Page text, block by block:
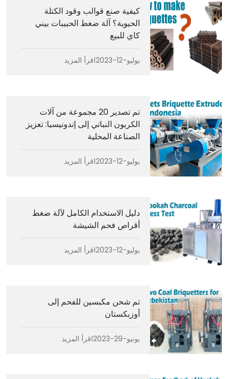
كيفية صنع قوالب وقود الكتلة
الحيوية؟ آلة ضغط الحبيبات بيني
كاي للبيع
يوليو-12-2023 اقرأ المزيد
تم تصدير 20 مجموعة من آلات
الكربون النباتي إلى إندونيسيا: تعزيز
الصناعة المحلية
يوليو-12-2023 اقرأ المزيد
دليل الاستخدام الكامل لآلة ضغط
أقراص فحم الشيشة
يوليو-12-2023 اقرأ المزيد
تم شحن مكبسين للفحم إلى
أوزبكستان
يونيو-29-2023 اقرأ المزيد